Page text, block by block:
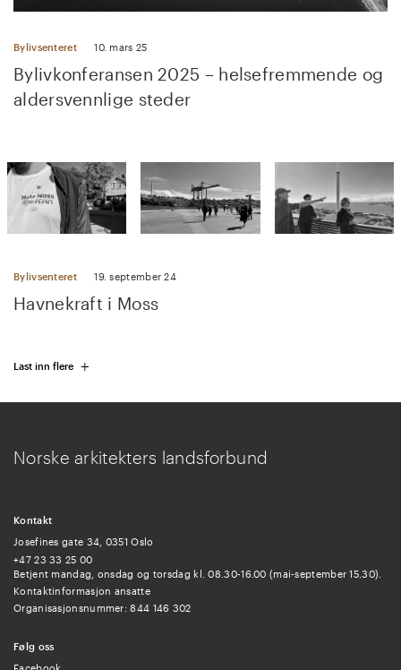
Bylivsenteret 10. mars 25
Bylivkonferansen 2025 – helsefremmende og
aldersvennlige steder
Bylivsenteret 19. september 24
Havnekraft i Moss
Last inn flere +
Norske arkitekters landsforbund
Kontakt
Josefines gate 34, 0351 Oslo
+47 23 33 25 00
Betjent mandag, onsdag og torsdag kl. 08.30-16.00 (mai-september 15.30).
Kontaktinformasjon ansatte
Organisasjonsnummer: 844 146 302
Følg oss